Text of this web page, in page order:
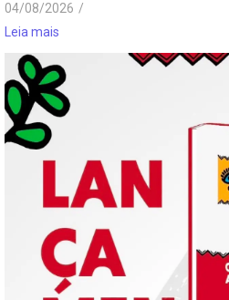
04/08/2026 /
Leia mais